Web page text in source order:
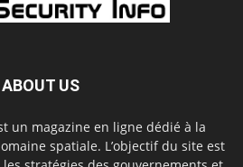
ABOUT US
un magazine en ligne dédié à la
spatiale. L’objectif du site est